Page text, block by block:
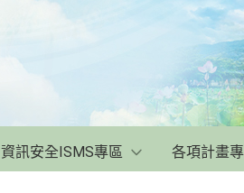
資訊安全ISMS專區 各項計畫